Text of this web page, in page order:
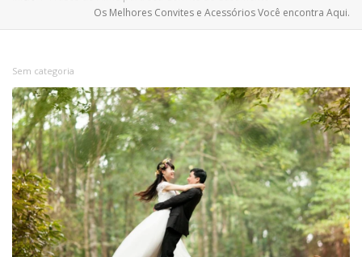
Os Melhores Convites e Acessórios Você encontra Aqui.
Sem categoria